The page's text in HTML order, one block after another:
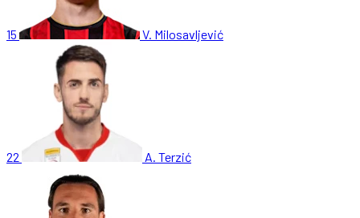
15 V. Milosavljević
22 A. Terzić